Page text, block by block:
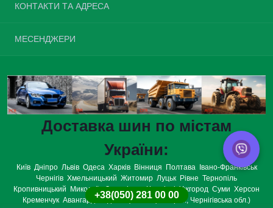
Про нас
Політика конфіденційності
Повернення товару
Карта сайту
Виробники
Подарункові сертифікати
КОНТАКТИ ТА АДРЕСА
Пн-Нд: з 08:00 до 20:00
МЕСЕНДЖЕРИ
Viber
WhatsApp
Доставка шин по містам
України:
Київ Дніпро Львів Одеса Харків Вінниця Полтава
Івано-Франківськ
Чернігів Хмельницький Житомир Луцьк Рівне Тернопіль
Кропивницький
Миколаїв Запоріжжя Чернівці Ужгород Суми Херсон
Кременчук Авангард
Авдіївка (Сосницький р-н., Чернігівська обл.)
+38(050) 281 00 00